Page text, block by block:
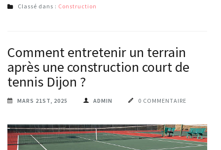
Classé dans : Construction
Comment entretenir un terrain
après une construction court de
tennis Dijon ?
MARS 21ST, 2025 ADMIN 0 COMMENTAIRE